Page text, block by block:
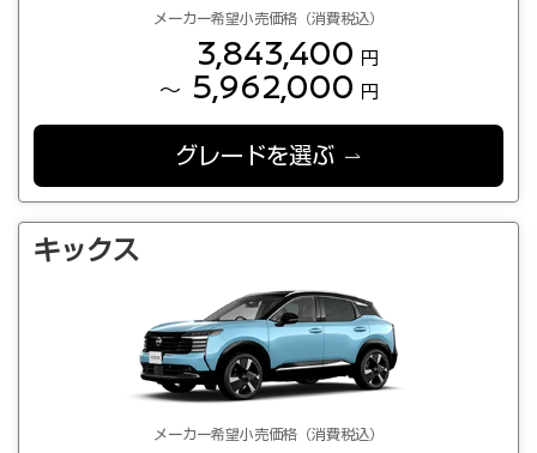
メーカー希望小売価格（消費税込）
3,843,400 円
～ 5,962,000 円
グレードを選ぶ
キックス
メーカー希望小売価格（消費税込）